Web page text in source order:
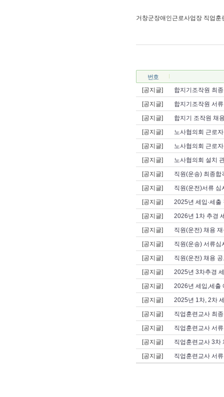
거창군장애인근로사업장 직업
번호
[공지글]
합지기조작원 최
[공지글]
합지기조작원 서
[공지글]
합지기 조작원 채
[공지글]
노사협의회 근로
[공지글]
노사협의회 근로
[공지글]
노사협의회 설치
[공지글]
직원(운송) 최종
[공지글]
직원(운전)서류
[공지글]
2025년 세입·세
[공지글]
2026년 1차 추경
[공지글]
직원(운전) 채용
[공지글]
직원(운송) 서류
[공지글]
직원(운전) 채용
[공지글]
2025년 3차추경
[공지글]
2026년 세입,세출
[공지글]
2025년 1차, 2차
[공지글]
직업훈련교사 최
[공지글]
직업훈련교사 서
[공지글]
직업훈련교사 3
[공지글]
직업훈련교사 서